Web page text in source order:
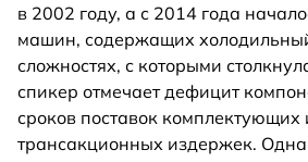
в 2002 году, а с 2014 года
машин, содержащих
сложностях, с которыми
спикер отмечает дефицит
сроков поставок комплектующих
трансакционных издержек.